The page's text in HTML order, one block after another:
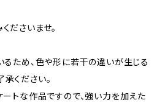
ださいませ。
るため、色や形に若干の違いが生じる
ください。
ートな作品ですので、強い力を加えた